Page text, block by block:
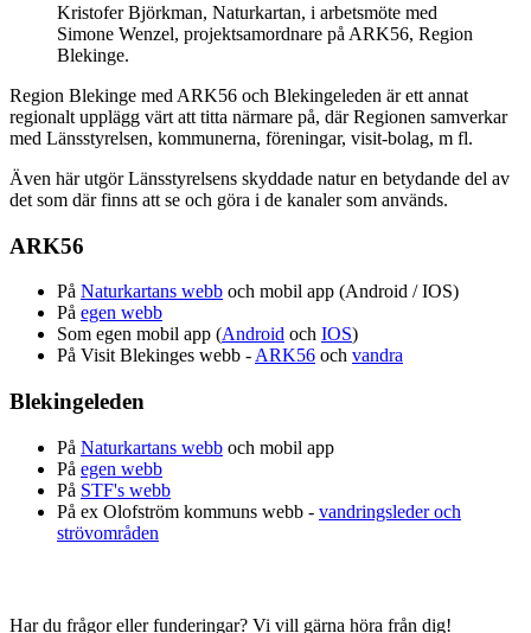
Kristofer Björkman, Naturkartan, i arbetsmöte med
Simone Wenzel, projektsamordnare på ARK56, Region
Blekinge.
Region Blekinge med ARK56 och Blekingeleden är ett annat
regionalt upplägg värt att titta närmare på, där Regionen samverkar
med Länsstyrelsen, kommunerna, föreningar, visit-bolag, m fl.
Även här utgör Länsstyrelsens skyddade natur en betydande del av
det som där finns att se och göra i de kanaler som används.
ARK56
På Naturkartans webb och mobil app (Android / IOS)
På egen webb
Som egen mobil app (Android och IOS)
På Visit Blekinges webb - ARK56 och vandra
Blekingeleden
På Naturkartans webb och mobil app
På egen webb
På STF's webb
På ex Olofström kommuns webb - vandringsleder och
strövområden
Har du frågor eller funderingar? Vi vill gärna höra från dig!